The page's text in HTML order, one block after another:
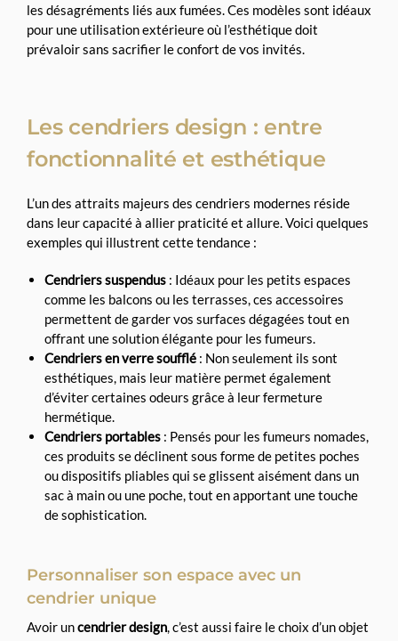
les désagréments liés aux fumées. Ces modèles sont idéaux
pour une utilisation extérieure où l’esthétique doit
prévaloir sans sacrifier le confort de vos invités.
Les cendriers design : entre
fonctionnalité et esthétique
L’un des attraits majeurs des cendriers modernes réside
dans leur capacité à allier praticité et allure. Voici quelques
exemples qui illustrent cette tendance :
Cendriers suspendus : Idéaux pour les petits espaces
comme les balcons ou les terrasses, ces accessoires
permettent de garder vos surfaces dégagées tout en
offrant une solution élégante pour les fumeurs.
Cendriers en verre soufflé : Non seulement ils sont
esthétiques, mais leur matière permet également
d’éviter certaines odeurs grâce à leur fermeture
hermétique.
Cendriers portables : Pensés pour les fumeurs nomades,
ces produits se déclinent sous forme de petites poches
ou dispositifs pliables qui se glissent aisément dans un
sac à main ou une poche, tout en apportant une touche
de sophistication.
Personnaliser son espace avec un
cendrier unique
Avoir uncendrier design, c’est aussi faire le choix d’un objet